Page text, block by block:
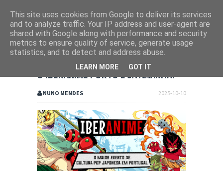
O IBERANIME PORTO É JÁ AMANHÃ!
2025-10-10
NUNO MENDES
This site uses cookies from Google to deliver its services
and to analyze traffic. Your IP address and user-agent are
shared with Google along with performance and security
metrics to ensure quality of service, generate usage
statistics, and to detect and address abuse.
LEARN MORE GOT IT